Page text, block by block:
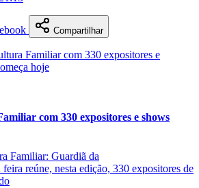
Compartilhar
com 330 expositores e shows
Familiar: Guardiã da
reúne, nesta edição, 330 expositores de